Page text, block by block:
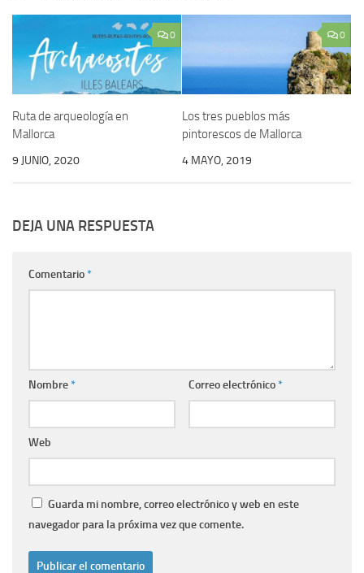
0
Ruta de arqueología en
Mallorca
9 JUNIO, 2020
0
Los tres pueblos más
pintorescos de Mallorca
4 MAYO, 2019
DEJA UNA RESPUESTA
Comentario*
Nombre* Correo electrónico*
Web
Guarda mi nombre, correo electrónico y web en este
navegador para la próxima vez que comente.